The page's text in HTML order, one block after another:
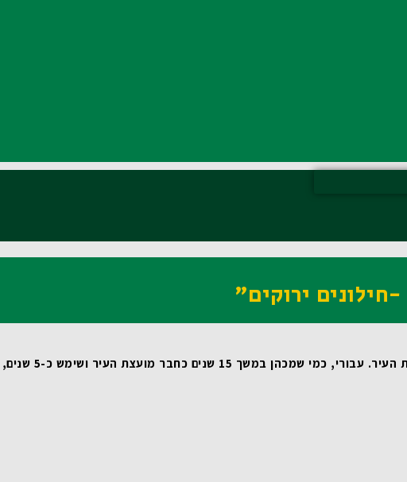
חילונים ירוקים"
העיר. עבורי, כמי שמכהן במשך 15 שנים כחבר מועצת העיר ושימש כ-5 שנים, כסגן ראש העיר, מדובר במהלך טבעי ומתבקש. עבורי זאת משימת חיים!